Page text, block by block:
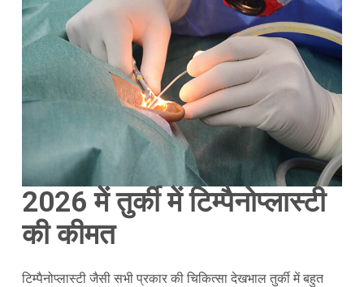
2026 में तुर्की में टिम्पैनोप्लास्टी
की कीमत
टिम्पैनोप्लास्टी जैसी सभी प्रकार की चिकित्सा देखभाल तुर्की में बहुत